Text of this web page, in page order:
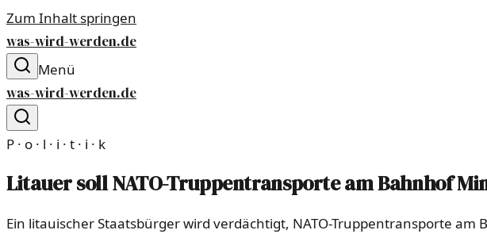
Zum Inhalt springen
was-wird-werden.de
Menü
was-wird-werden.de
P · o · l · i · t · i · k
Litauer soll NATO-Truppentransporte am Bahnhof
Ein litauischer Staatsbürger wird verdächtigt, NATO-Truppentransporte